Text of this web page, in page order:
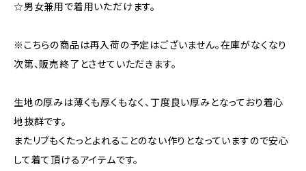
☆男女兼用で着用いただけます。
※こちらの商品は再入荷の予定はございません。在庫がなくなり
次第、販売終了とさせていただきます。
生地の厚みは薄くも厚くもなく、丁度良い厚みとなっており着心
地抜群です。
またリブもくたっとよれることのない作りとなっていますので安心
して着て頂けるアイテムです。